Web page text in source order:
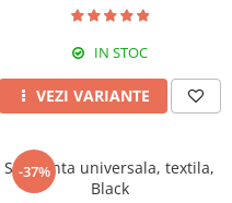
IN STOC
VEZI VARIANTE
-37%
Siguranta universala, textila,
Black